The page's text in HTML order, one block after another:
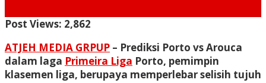
Post Views: 2,862
ATJEH MEDIA GRPUP – Prediksi Porto vs Arouca
dalam laga Primeira Liga Porto, pemimpin
klasemen liga, berupaya memperlebar selisih tujuh